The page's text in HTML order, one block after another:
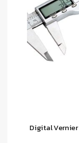
Digital Vernier